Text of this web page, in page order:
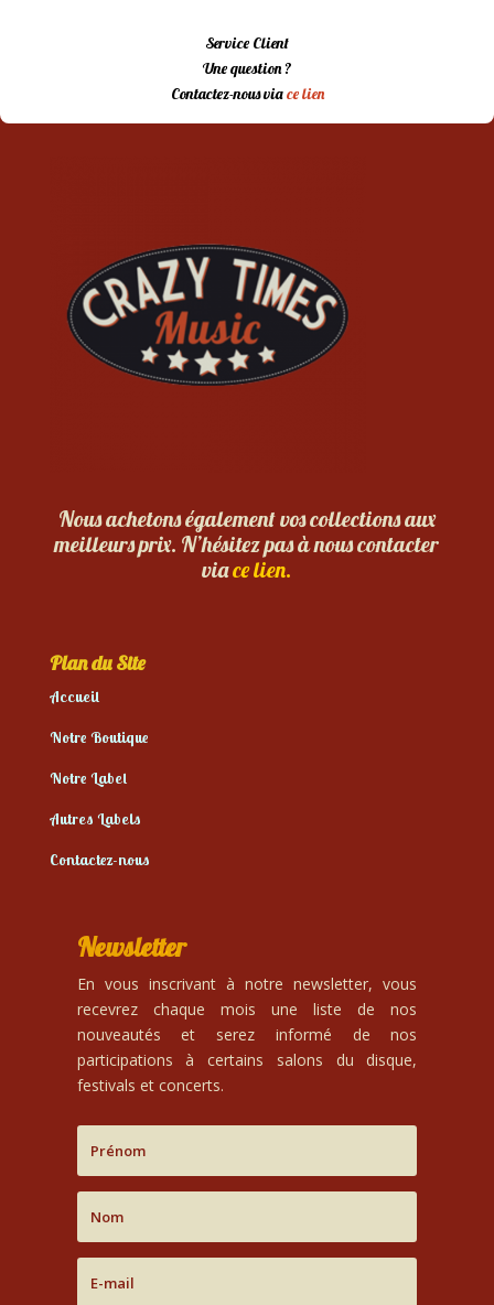
Service Client
Une question ?
Contactez-nous viace lien
Nous achetons également vos collections aux
meilleurs prix. N’hésitez pas à nous contacter
viace lien.
Plan du Site
Accueil
Notre Boutique
Notre Label
Autres Labels
Contactez-nous
Newsletter
En vous inscrivant à notre newsletter, vous
recevrez chaque mois une liste de nos
nouveautés et serez informé de nos
participations à certains salons du disque,
festivals et concerts.